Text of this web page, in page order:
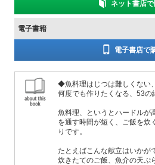
ネット書店で
電子書籍
電子書店で
◆魚料理はじつは難しくない
何度でも作りたくなる、53の
魚料理、というとハードルが
を通す時間が短く、ご飯を炊
りです。
たとえばこんな献立はいかが
炊きたてのご飯、魚介の天ぷ